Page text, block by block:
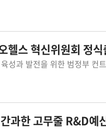
헬스 혁신위원회 정
과한 고무줄 R&D예